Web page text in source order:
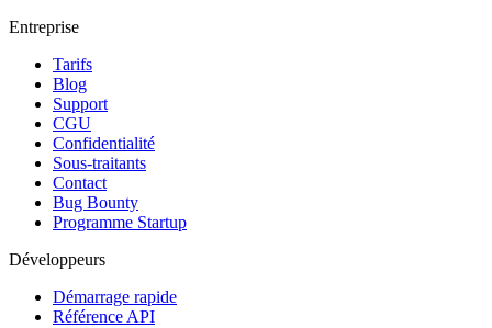
Entreprise
Tarifs
Blog
Support
CGU
Confidentialité
Sous-traitants
Contact
Bug Bounty
Programme Startup
Développeurs
Démarrage rapide
Référence API